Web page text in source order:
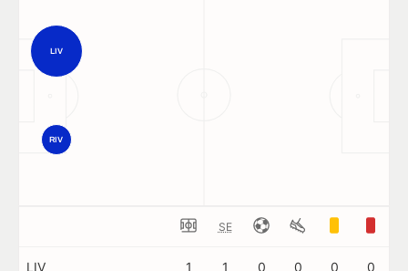
LIV
RIV
SE
LIV 1 1 0 0 0 0